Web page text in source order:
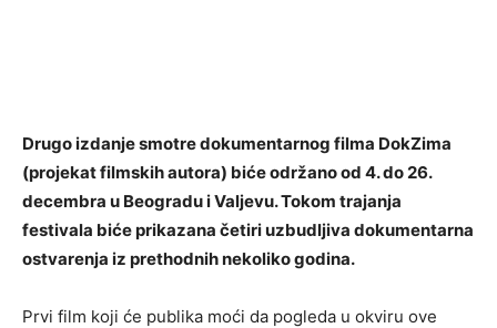
Drugo izdanje smotre dokumentarnog filma DokZima
(projekat filmskih autora) biće održano od 4. do 26.
decembra u Beogradu i Valjevu. Tokom trajanja
festivala biće prikazana četiri uzbudljiva dokumentarna
ostvarenja iz prethodnih nekoliko godina.
Prvi film koji će publika moći da pogleda u okviru ove